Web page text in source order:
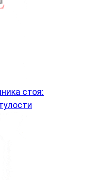
стоя: